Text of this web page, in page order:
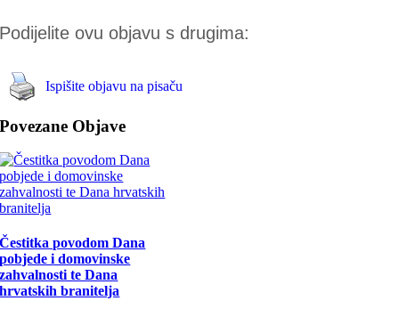
Podijelite ovu objavu s drugima:
Ispišite objavu na pisaču
Povezane Objave
Čestitka povodom Dana
pobjede i domovinske
zahvalnosti te Dana
hrvatskih branitelja